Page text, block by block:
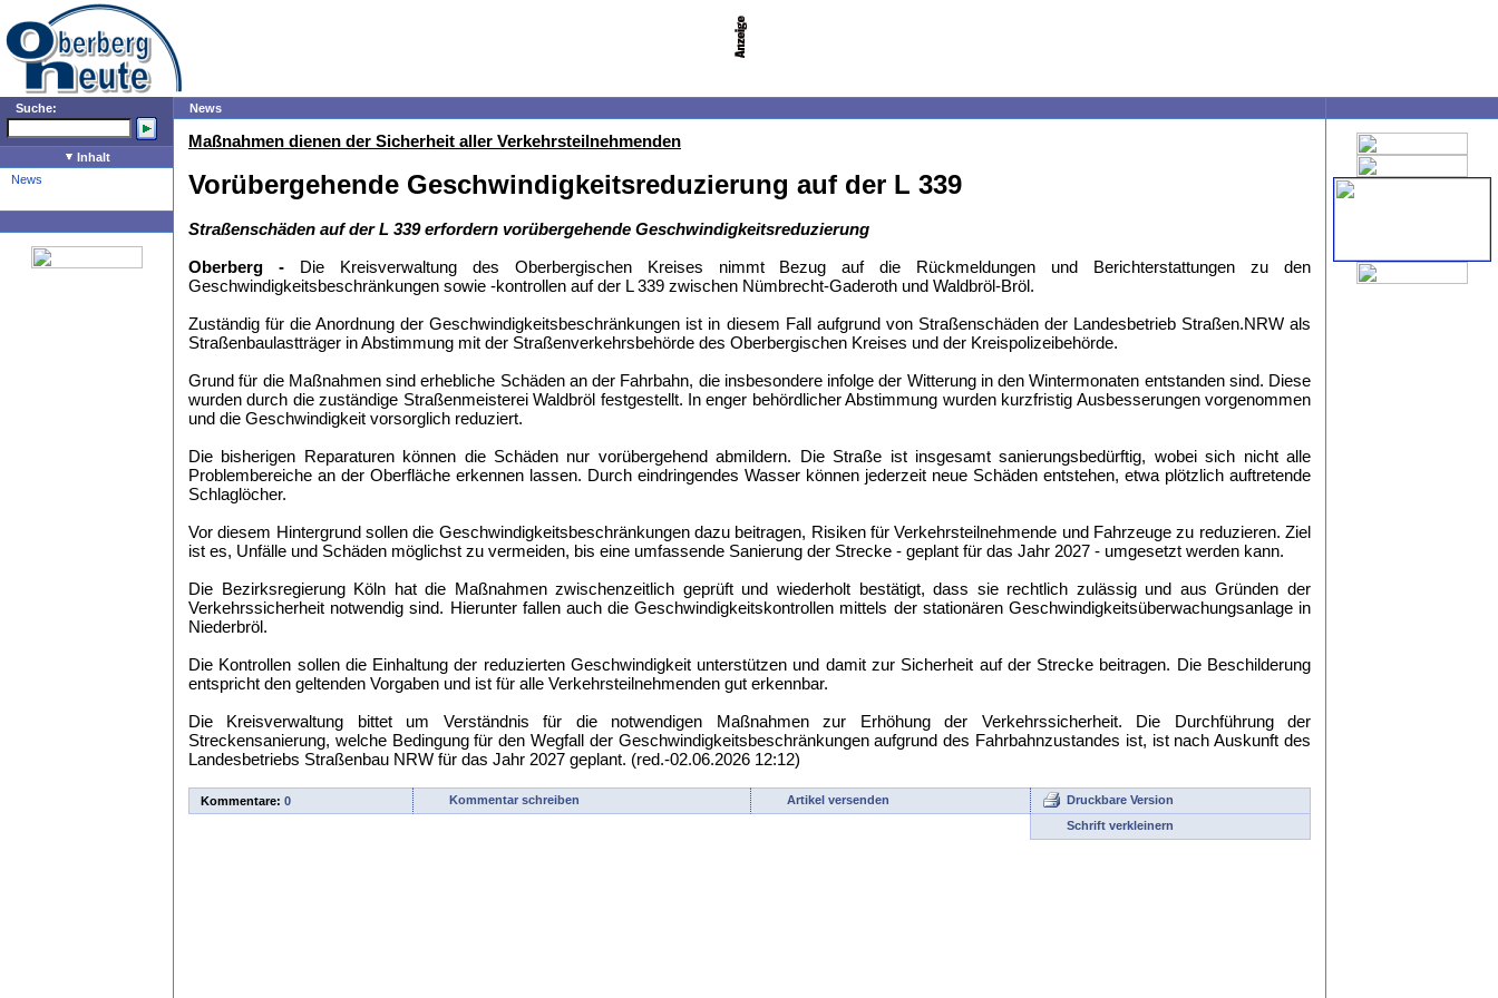
Suche:
Inhalt
News
News
Maßnahmen dienen der Sicherheit aller Verkehrsteilnehmenden
Vorübergehende Geschwindigkeitsreduzierung auf der L 339
Straßenschäden auf der L 339 erfordern vorübergehende Geschwindigkeitsreduzierung
Oberberg -Die Kreisverwaltung des Oberbergischen Kreises nimmt Bezug auf die Rückmeldungen und Berichterstattungen zu den
Geschwindigkeitsbeschränkungen sowie -kontrollen auf der L 339 zwischen Nümbrecht-Gaderoth und Waldbröl-Bröl.
Zuständig für die Anordnung der Geschwindigkeitsbeschränkungen ist in diesem Fall aufgrund von Straßenschäden der Landesbetrieb Straßen.NRW als
Straßenbaulastträger in Abstimmung mit der Straßenverkehrsbehörde des Oberbergischen Kreises und der Kreispolizeibehörde.
Grund für die Maßnahmen sind erhebliche Schäden an der Fahrbahn, die insbesondere infolge der Witterung in den Wintermonaten entstanden sind. Diese
wurden durch die zuständige Straßenmeisterei Waldbröl festgestellt. In enger behördlicher Abstimmung wurden kurzfristig Ausbesserungen vorgenommen
und die Geschwindigkeit vorsorglich reduziert.
Die bisherigen Reparaturen können die Schäden nur vorübergehend abmildern. Die Straße ist insgesamt sanierungsbedürftig, wobei sich nicht alle
Problembereiche an der Oberfläche erkennen lassen. Durch eindringendes Wasser können jederzeit neue Schäden entstehen, etwa plötzlich auftretende
Schlaglöcher.
Vor diesem Hintergrund sollen die Geschwindigkeitsbeschränkungen dazu beitragen, Risiken für Verkehrsteilnehmende und Fahrzeuge zu reduzieren. Ziel
ist es, Unfälle und Schäden möglichst zu vermeiden, bis eine umfassende Sanierung der Strecke - geplant für das Jahr 2027 - umgesetzt werden kann.
Die Bezirksregierung Köln hat die Maßnahmen zwischenzeitlich geprüft und wiederholt bestätigt, dass sie rechtlich zulässig und aus Gründen der
Verkehrssicherheit notwendig sind. Hierunter fallen auch die Geschwindigkeitskontrollen mittels der stationären Geschwindigkeitsüberwachungsanlage in
Niederbröl.
Die Kontrollen sollen die Einhaltung der reduzierten Geschwindigkeit unterstützen und damit zur Sicherheit auf der Strecke beitragen. Die Beschilderung
entspricht den geltenden Vorgaben und ist für alle Verkehrsteilnehmenden gut erkennbar.
Die Kreisverwaltung bittet um Verständnis für die notwendigen Maßnahmen zur Erhöhung der Verkehrssicherheit. Die Durchführung der
Streckensanierung, welche Bedingung für den Wegfall der Geschwindigkeitsbeschränkungen aufgrund des Fahrbahnzustandes ist, ist nach Auskunft des
Landesbetriebs Straßenbau NRW für das Jahr 2027 geplant. (red.-02.06.2026 12:12)
Kommentare: 0 Kommentar schreiben Artikel versenden
Druckbare Version
Schrift verkleinern